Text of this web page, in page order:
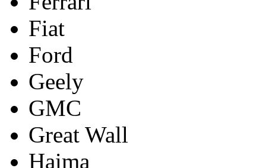
Fiat
Ford
Geely
GMC
Great Wall
Haima